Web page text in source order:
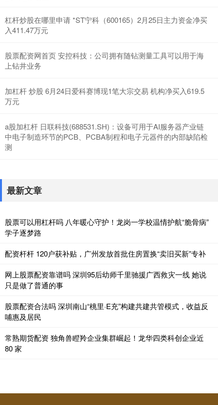
杠杆炒股在哪里申请 *ST宁科（600165）2月25日主力资金净买
入411.47万元
股票配资网首页 安控科技：公司拥有随钻测量工具可以用于海
上钻井业务
加杠杆 炒股 6月24日爱科赛博现1笔大宗交易 机构净买入619.5
万元
a股加杠杆 日联科技(688531.SH)：设备可用于AI服务器产业链
中电子制造环节的PCB、PCBA制程和电子元器件的内部缺陷检
测
最新文章
股票可以用杠杆吗 八年暖心守护！龙岗一学校温情护航“脆骨病”
学子逐梦路
配资杆杆 120户获补贴，广州发放首批住房置换“卖旧买新”专补
网上股票配资靠谱吗 深圳95后幼师千里驰援广西救灾一线 她说
只是做了普通的事
股票配资合法吗 深圳南山“桃里·E充”构建共建共管模式，收益反
哺惠及居民
常熟期货配资 独角兽瞪羚企业集群崛起！龙华四类科创企业近
80 家